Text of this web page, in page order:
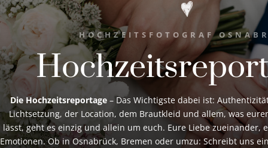
HOCHZEITSFOTOGRAF
Die Hochzeitsreportage– Das Wichtigste dabei ist:
Lichtsetzung, der Location, dem Brautkleid und allem, was
lässt, geht es einzig und allein um euch. Eure Liebe zueinander,
Emotionen. Ob in Osnabrück, Bremen oder umzu: Schreibt uns